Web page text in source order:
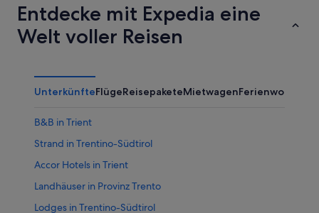
Entdecke mit Expedia eine
Welt voller Reisen
UnterkünfteFlügeReisepaketeMietwagen
B&B in Trient
Strand in Trentino-Südtirol
Accor Hotels in Trient
Landhäuser in Provinz Trento
Lodges in Trentino-Südtirol